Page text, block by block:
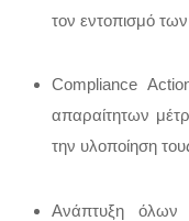
τον εντοπισμό
Compliance
απαραίτητων
την υλοποίηση
Ανάπτυξη όλων